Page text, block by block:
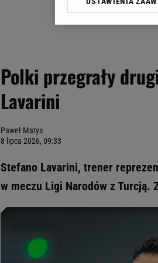
Polki przegrały
Lavarini
Paweł Matys
8 lipca 2026, 09:33
Stefano Lavarini, trener
w meczu Ligi Narodów z Turcją.
Klikając „Akceptuję”
Zaufanych Partnerów i
My, nasi Zaufani
Użycie dokładnych